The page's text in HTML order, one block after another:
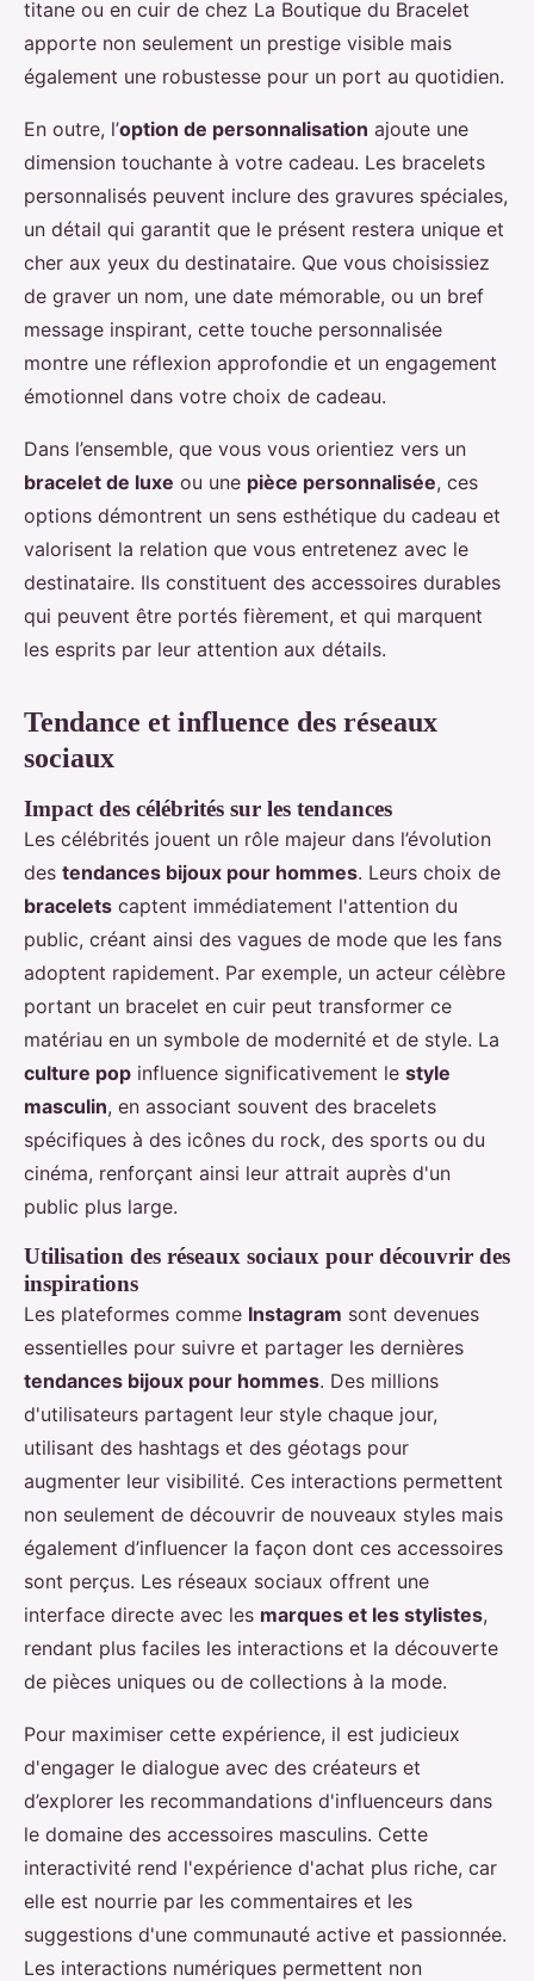
titane ou en cuir de chez La Boutique du Bracelet
apporte non seulement un prestige visible mais
également une robustesse pour un port au quotidien.
En outre, l’option de personnalisation ajoute une
dimension touchante à votre cadeau. Les bracelets
personnalisés peuvent inclure des gravures spéciales,
un détail qui garantit que le présent restera unique et
cher aux yeux du destinataire. Que vous choisissiez
de graver un nom, une date mémorable, ou un bref
message inspirant, cette touche personnalisée
montre une réflexion approfondie et un engagement
émotionnel dans votre choix de cadeau.
Dans l’ensemble, que vous vous orientiez vers un
bracelet de luxe ou une pièce personnalisée, ces
options démontrent un sens esthétique du cadeau et
valorisent la relation que vous entretenez avec le
destinataire. Ils constituent des accessoires durables
qui peuvent être portés fièrement, et qui marquent
les esprits par leur attention aux détails.
Tendance et influence des réseaux
sociaux
Impact des célébrités sur les tendances
Les célébrités jouent un rôle majeur dans l’évolution
des tendances bijoux pour hommes. Leurs choix de
bracelets captent immédiatement l'attention du
public, créant ainsi des vagues de mode que les fans
adoptent rapidement. Par exemple, un acteur célèbre
portant un bracelet en cuir peut transformer ce
matériau en un symbole de modernité et de style. La
culture pop influence significativement le style
masculin, en associant souvent des bracelets
spécifiques à des icônes du rock, des sports ou du
cinéma, renforçant ainsi leur attrait auprès d'un
public plus large.
Utilisation des réseaux sociaux pour découvrir des
inspirations
Les plateformes comme Instagram sont devenues
essentielles pour suivre et partager les dernières
tendances bijoux pour hommes. Des millions
d'utilisateurs partagent leur style chaque jour,
utilisant des hashtags et des géotags pour
augmenter leur visibilité. Ces interactions permettent
non seulement de découvrir de nouveaux styles mais
également d’influencer la façon dont ces accessoires
sont perçus. Les réseaux sociaux offrent une
interface directe avec les marques et les stylistes,
rendant plus faciles les interactions et la découverte
de pièces uniques ou de collections à la mode.
Pour maximiser cette expérience, il est judicieux
d'engager le dialogue avec des créateurs et
d’explorer les recommandations d'influenceurs dans
le domaine des accessoires masculins. Cette
interactivité rend l'expérience d'achat plus riche, car
elle est nourrie par les commentaires et les
suggestions d'une communauté active et passionnée.
Les interactions numériques permettent non